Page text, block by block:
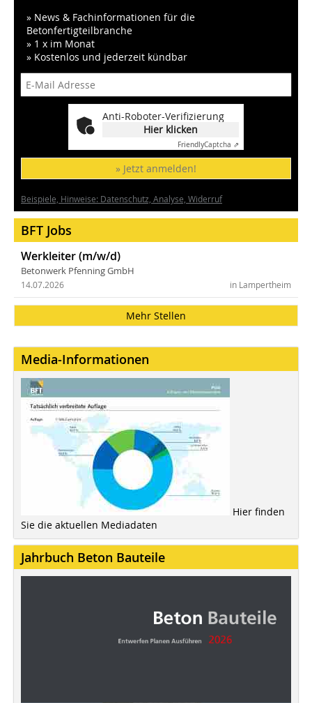
» News & Fachinformationen für die
Betonfertigteilbranche
» 1 x im Monat
» Kostenlos und jederzeit kündbar
Anti-Roboter-Verifizierung
Hier klicken
FriendlyCaptcha ⇗
» Jetzt anmelden!
Beispiele, Hinweise: Datenschutz, Analyse, Widerruf
BFT Jobs
Werkleiter (m/w/d)
Betonwerk Pfenning GmbH
in Lampertheim
14.07.2026
Mehr Stellen
Media-Informationen
Hier finden
Sie die aktuellen Mediadaten
Jahrbuch Beton Bauteile